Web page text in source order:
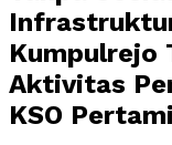
Kumpulrejo
Aktivitas
KSO